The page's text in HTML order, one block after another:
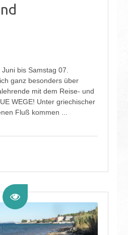
bis Samstag 07.
ganz besonders über
mit dem Reise- und
WEGE! Unter griechischer
Fluß kommen ...